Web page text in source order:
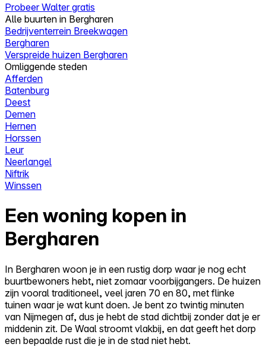
Probeer Walter gratis
Alle buurten in Bergharen
Bedrijventerrein Breekwagen
Bergharen
Verspreide huizen Bergharen
Omliggende steden
Afferden
Batenburg
Deest
Demen
Hernen
Horssen
Leur
Neerlangel
Niftrik
Winssen
Een woning kopen in
Bergharen
In Bergharen woon je in een rustig dorp waar je nog echt
buurtbewoners hebt, niet zomaar voorbijgangers. De huizen
zijn vooral traditioneel, veel jaren 70 en 80, met flinke
tuinen waar je wat kunt doen. Je bent zo twintig minuten
van Nijmegen af, dus je hebt de stad dichtbij zonder dat je er
middenin zit. De Waal stroomt vlakbij, en dat geeft het dorp
een bepaalde rust die je in de stad niet hebt.